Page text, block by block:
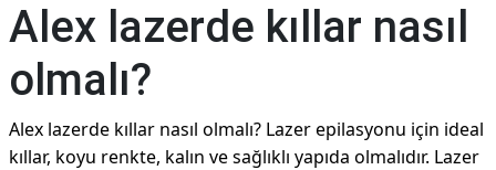
Alex lazerde kıllar nasıl
olmalı?
Alex lazerde kıllar nasıl olmalı? Lazer epilasyonu için ideal
kıllar, koyu renkte, kalın ve sağlıklı yapıda olmalıdır. Lazer